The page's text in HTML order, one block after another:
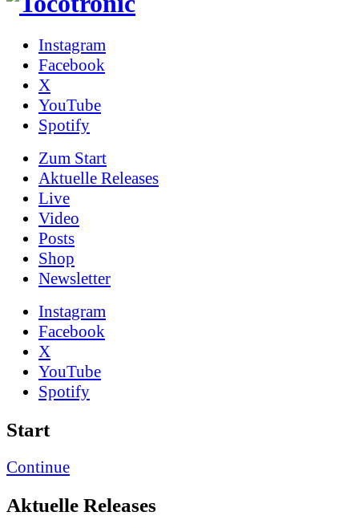
Instagram
Facebook
X
YouTube
Spotify
Zum Start
Aktuelle Releases
Live
Video
Posts
Shop
News­letter
Instagram
Facebook
X
YouTube
Spotify
Start
Continue
Aktuelle Releases